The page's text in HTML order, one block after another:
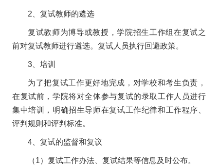
2、复试教师的遴选
复试教师为博导或教授，学院招生工作组在复试之
前对复试教师进行遴选。复试人员执行回避政策。
3、培训
为了把复试工作更好地完成，对学校和考生负责，
在复试前，学院将对全体参与复试的录取工作人员进行
集中培训，明确招生导师在复试工作纪律和工作程序、
评判规则和评判标准。
4、复试的监督和复议
（1）复试工作办法、复试结果等信息及时公布。